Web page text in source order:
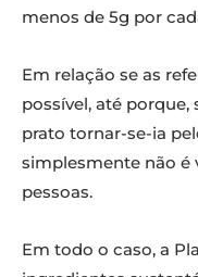
menos de 5g por
Em relação se as
possível, até porque,
prato tornar-se-ia
simplesmente não é
pessoas.
Em todo o caso, a